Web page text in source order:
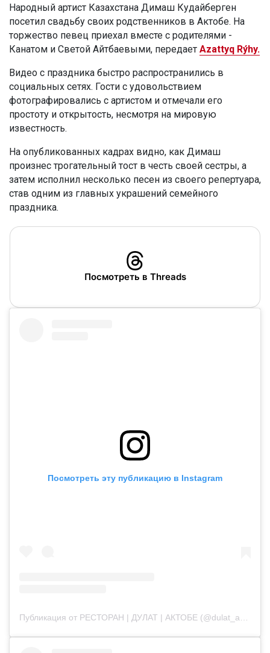
Народный артист Казахстана Димаш Кудайберген
посетил свадьбу своих родственников в Актобе. На
торжество певец приехал вместе с родителями -
Канатом и Светой Айтбаевыми, передает Azattyq Rýhy.
Видео с праздника быстро распространились в
социальных сетях. Гости с удовольствием
фотографировались с артистом и отмечали его
простоту и открытость, несмотря на мировую
известность.
На опубликованных кадрах видно, как Димаш
произнес трогательный тост в честь своей сестры, а
затем исполнил несколько песен из своего репертуара,
став одним из главных украшений семейного
праздника.
Посмотреть в Threads
Посмотреть эту публикацию в Instagram